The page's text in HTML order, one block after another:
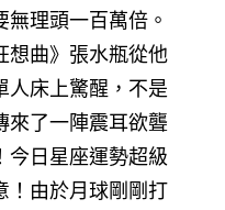
理頭一百萬倍。
想曲》張水瓶從他
人床上驚醒，不是
來了一陣震耳欲聾
今日星座運勢超級
！由於月球剛剛打